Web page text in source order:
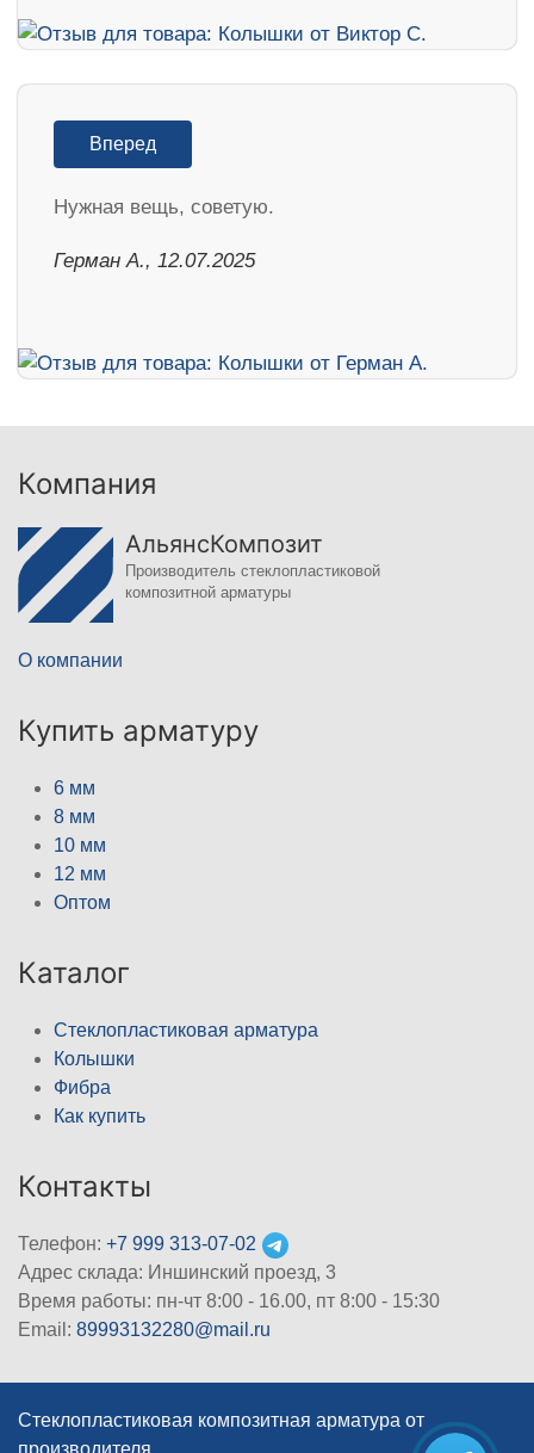
Вперед
Нужная вещь, советую.
Герман А., 12.07.2025
Компания
АльянсКомпозит
Производитель стеклопластиковой
композитной арматуры
О компании
Купить арматуру
6 мм
8 мм
10 мм
12 мм
Оптом
Каталог
Стеклопластиковая арматура
Колышки
Фибра
Как купить
Контакты
Телефон: +7 999 313-07-02
Адрес склада: Иншинский проезд, 3
Время работы: пн-чт 8:00 - 16.00, пт 8:00 - 15:30
Email: 89993132280@mail.ru
Стеклопластиковая композитная арматура от